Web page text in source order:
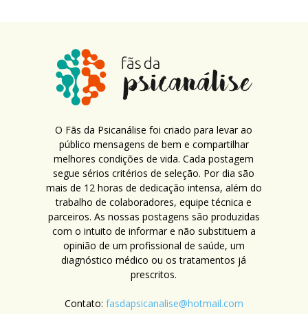
O Fãs da Psicanálise foi criado para levar ao
público mensagens de bem e compartilhar
melhores condições de vida. Cada postagem
segue sérios critérios de seleção. Por dia são
mais de 12 horas de dedicação intensa, além do
trabalho de colaboradores, equipe técnica e
parceiros. As nossas postagens são produzidas
com o intuito de informar e não substituem a
opinião de um profissional de saúde, um
diagnóstico médico ou os tratamentos já
prescritos.
Contato: fasdapsicanalise@hotmail.com